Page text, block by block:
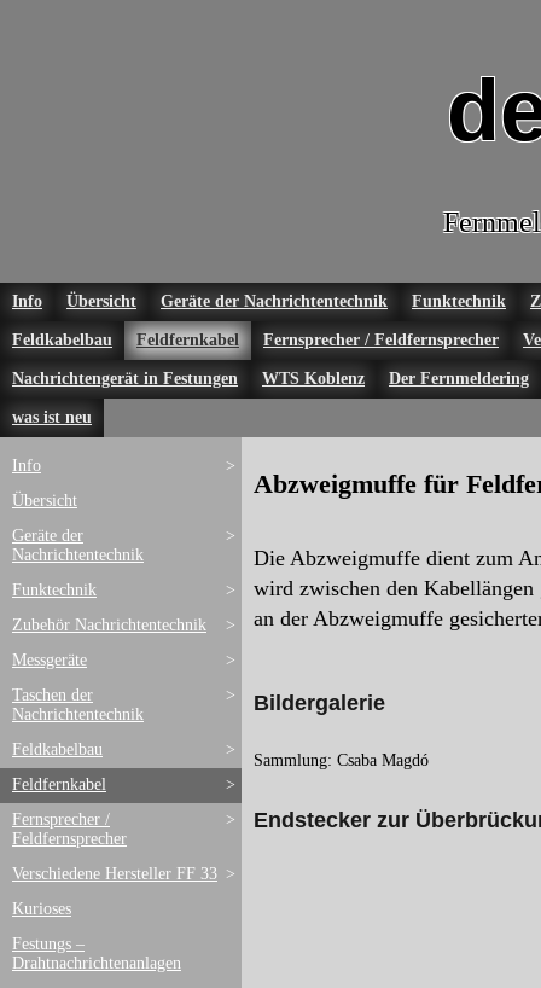
Info Übersicht Geräte der Nachrichtentechnik Funktechnik
Feldkabelbau Feldfernkabel Fernsprecher / Feldfernsprecher
Nachrichtengerät in Festungen WTS Koblenz Der Fernmeldering
was ist neu
>
Info
Übersicht
>
Geräte der
Nachrichtentechnik
>
Funktechnik
>
Zubehör Nachrichtentechnik
>
Messgeräte
>
Taschen der
Nachrichtentechnik
>
Feldkabelbau
>
Feldfernkabel
>
Fernsprecher /
Feldfernsprecher
>
Verschiedene Hersteller FF 33
Kurioses
Festungs –
Drahtnachrichtenanlagen
Abzweigmuffe für
Die Abzweigmuffe dient zum
wird zwischen den
an der Abzweigmuffe
Bildergalerie
Sammlung: Csaba Magdó
Endstecker zur